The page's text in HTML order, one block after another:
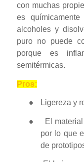
con muchas
es
alcoholes y
puro no puede
porque es
semitérmicas.
Pros:
● Ligereza y
●
El
por lo que
de